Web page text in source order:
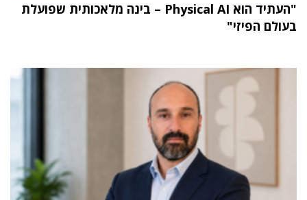
"העתיד הוא Physical AI – בינה מלאכותית שפועלת
בעולם הפיזי"